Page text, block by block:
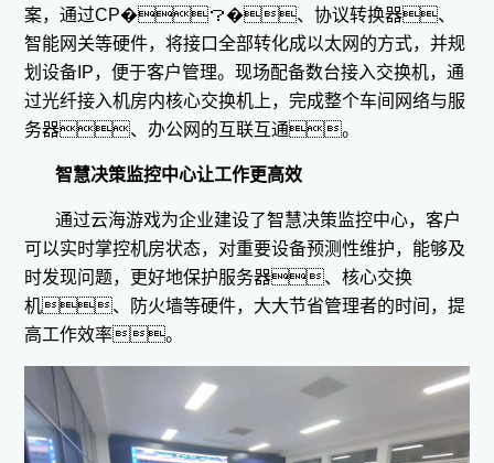
案，通过CP�？�、协议转换器、
智能网关等硬件，将接口全部转化成以太网的方式，并规
划设备IP，便于客户管理。现场配备数台接入交换机，通
过光纤接入机房内核心交换机上，完成整个车间网络与服
务器、办公网的互联互通。
智慧决策监控中心让工作更高效
通过云海游戏为企业建设了智慧决策监控中心，客户
可以实时掌控机房状态，对重要设备预测性维护，能够及
时发现问题，更好地保护服务器、核心交换
机、防火墙等硬件，大大节省管理者的时间，提
高工作效率。